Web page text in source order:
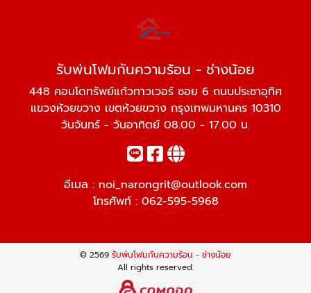
รับพ่นโฟมกันความร้อน - ช่างน้อย
448 คอนโดทรัพย์แก้วทาวเวอร์ ซอย 6 ถนนประชาอุทิศ
แขวงห้วยขวาง เขตห้วยขวาง กรุงเทพมหานคร 10310
วันจันทร์ - วันอาทิตย์ 08.00 - 17.00 น.
อีเมล : noi_narongrit@outlook.com
โทรศัพท์ : 062-595-5968
© 2569 รับพ่นโฟมกันความร้อน - ช่างน้อย
All rights reserved.